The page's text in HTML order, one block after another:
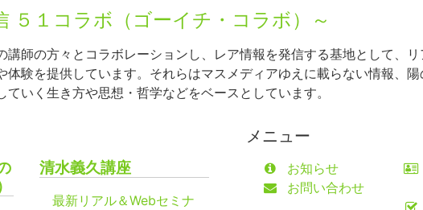
１コラボ（ゴーイチ・コラボ）～
師の方々とコラボレーションし、レア情報を発信する基地として、リ
験を提供しています。それらはマスメディアゆえに載らない情報、
いく生き方や思想・哲学などをベースとしています。
清水義久講座
最新リアル＆Webセミナ
メニュー
お知らせ
お問い合わせ